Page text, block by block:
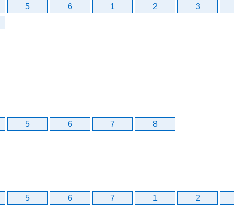
5 6 1 2 3
5 6 7 8
5 6 7 1 2